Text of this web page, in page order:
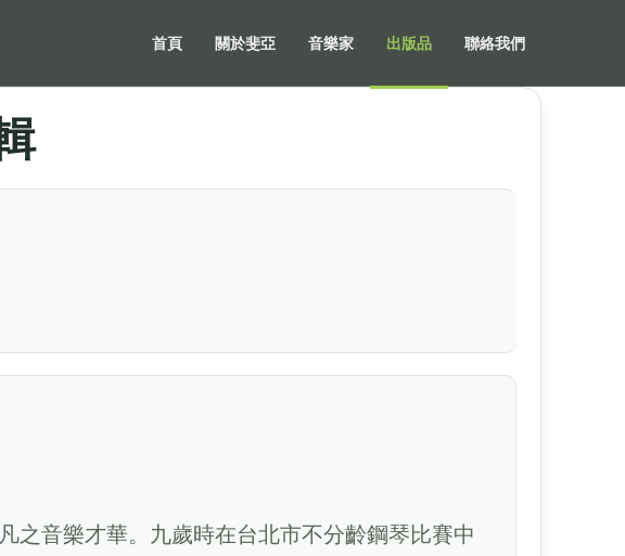
首頁 關於斐亞 音樂家 出版品 聯絡我們
之音樂才華。九歲時在台北市不分齡鋼琴比賽中